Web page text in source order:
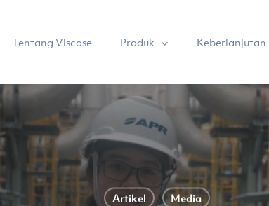
Tentang Viscose Produk Keberlanjutan
Artikel Media